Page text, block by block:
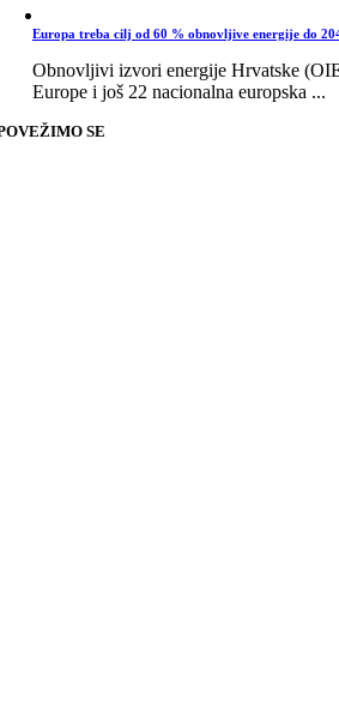
Europa treba cilj od 60 % obnovljive energije do
Obnovljivi izvori energije Hrvatske
Europe i još 22 nacionalna europska ...
SE